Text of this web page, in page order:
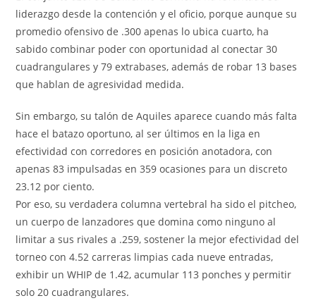
liderazgo desde la contención y el oficio, porque aunque su
promedio ofensivo de .300 apenas lo ubica cuarto, ha
sabido combinar poder con oportunidad al conectar 30
cuadrangulares y 79 extrabases, además de robar 13 bases
que hablan de agresividad medida.
Sin embargo, su talón de Aquiles aparece cuando más falta
hace el batazo oportuno, al ser últimos en la liga en
efectividad con corredores en posición anotadora, con
apenas 83 impulsadas en 359 ocasiones para un discreto
23.12 por ciento.
Por eso, su verdadera columna vertebral ha sido el pitcheo,
un cuerpo de lanzadores que domina como ninguno al
limitar a sus rivales a .259, sostener la mejor efectividad del
torneo con 4.52 carreras limpias cada nueve entradas,
exhibir un WHIP de 1.42, acumular 113 ponches y permitir
solo 20 cuadrangulares.